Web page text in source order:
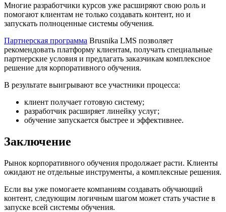
Многие разработчики курсов уже расширяют свою роль и
помогают клиентам не только создавать контент, но и
запускать полноценные системы обучения.
Партнерская программа Brusnika LMS позволяет
рекомендовать платформу клиентам, получать специальные
партнерские условия и предлагать заказчикам комплексное
решение для корпоративного обучения.
В результате выигрывают все участники процесса:
клиент получает готовую систему;
разработчик расширяет линейку услуг;
обучение запускается быстрее и эффективнее.
Заключение
Рынок корпоративного обучения продолжает расти. Клиенты
ожидают не отдельные инструменты, а комплексные решения.
Если вы уже помогаете компаниям создавать обучающий
контент, следующим логичным шагом может стать участие в
запуске всей системы обучения.